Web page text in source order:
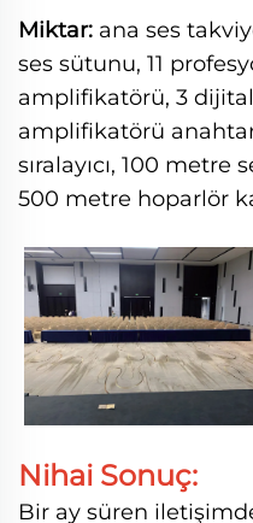
Miktar: ana ses
ses sütunu, 11
amplifikatörü, 3 dijital
amplifikatörü
sıralayıcı, 100 metre
500 metre hoparlör
Nihai Sonuç:
Bir ay süren